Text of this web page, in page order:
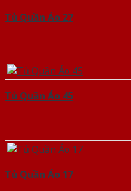
Tủ Quần Áo 27
Tủ Quần Áo 45
Tủ Quần Áo 17